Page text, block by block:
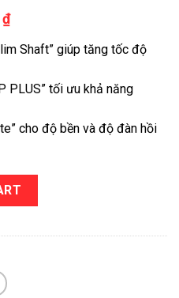
₫
Shaft” giúp tăng tốc độ
PLUS” tối ưu khả năng
cho độ bền và độ đàn hồi